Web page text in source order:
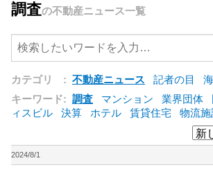
調査の不動産ニュース一覧
カテゴリ : 不動産ニュース 記者の目
キーワード: 調査 マンション 業界団体
ィスビル
決算 ホテル 賃貸住宅 物流施
東
野村不動産
2024/8/1